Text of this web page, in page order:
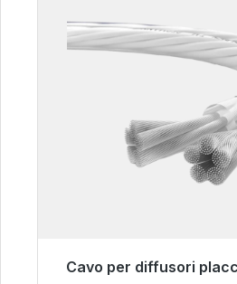
Cavo per diffusori
Pronto per la spedizione